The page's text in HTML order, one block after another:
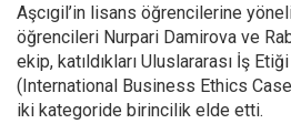
Aşcıgil’in lisans öğrencilerine
öğrencileri Nurpari Damirova ve
ekip, katıldıkları Uluslararası İş Etiği
(International Business Ethics
iki kategoride birincilik elde etti.